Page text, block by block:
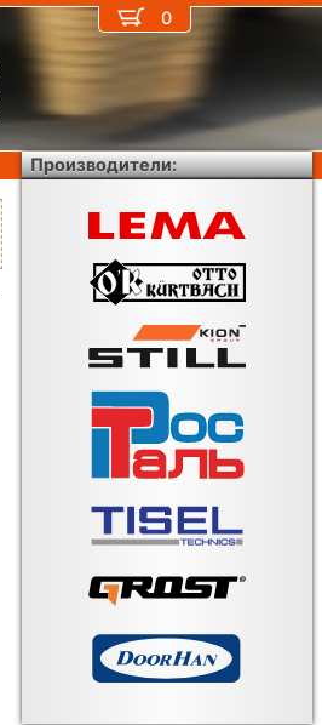
0
Производители: